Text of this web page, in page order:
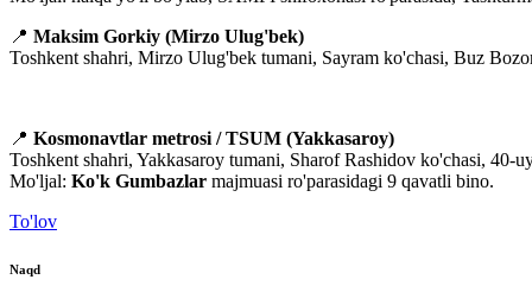
📍 Maksim Gorkiy (Mirzo Ulug'bek)
Toshkent shahri, Mirzo Ulug'bek tumani, Sayram ko'chasi, Buz
📍 Kosmonavtlar metrosi / TSUM (Yakkasaroy)
Toshkent shahri, Yakkasaroy tumani, Sharof Rashidov ko'chasi, 40-
Mo'ljal: Ko'k Gumbazlar majmuasi ro'parasidagi 9 qavatli bino.
To'lov
Naqd